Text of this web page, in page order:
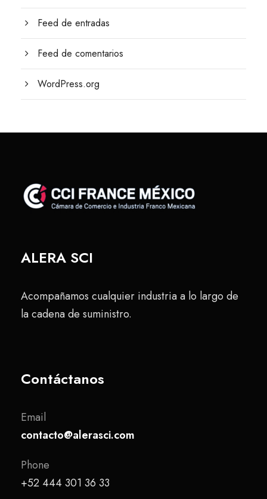
Feed de entradas
Feed de comentarios
WordPress.org
ALERA SCI
Acompañamos cualquier industria a lo largo de
la cadena de suministro.
Contáctanos
Email
contacto@alerasci.com
Phone
+52 444 301 36 33